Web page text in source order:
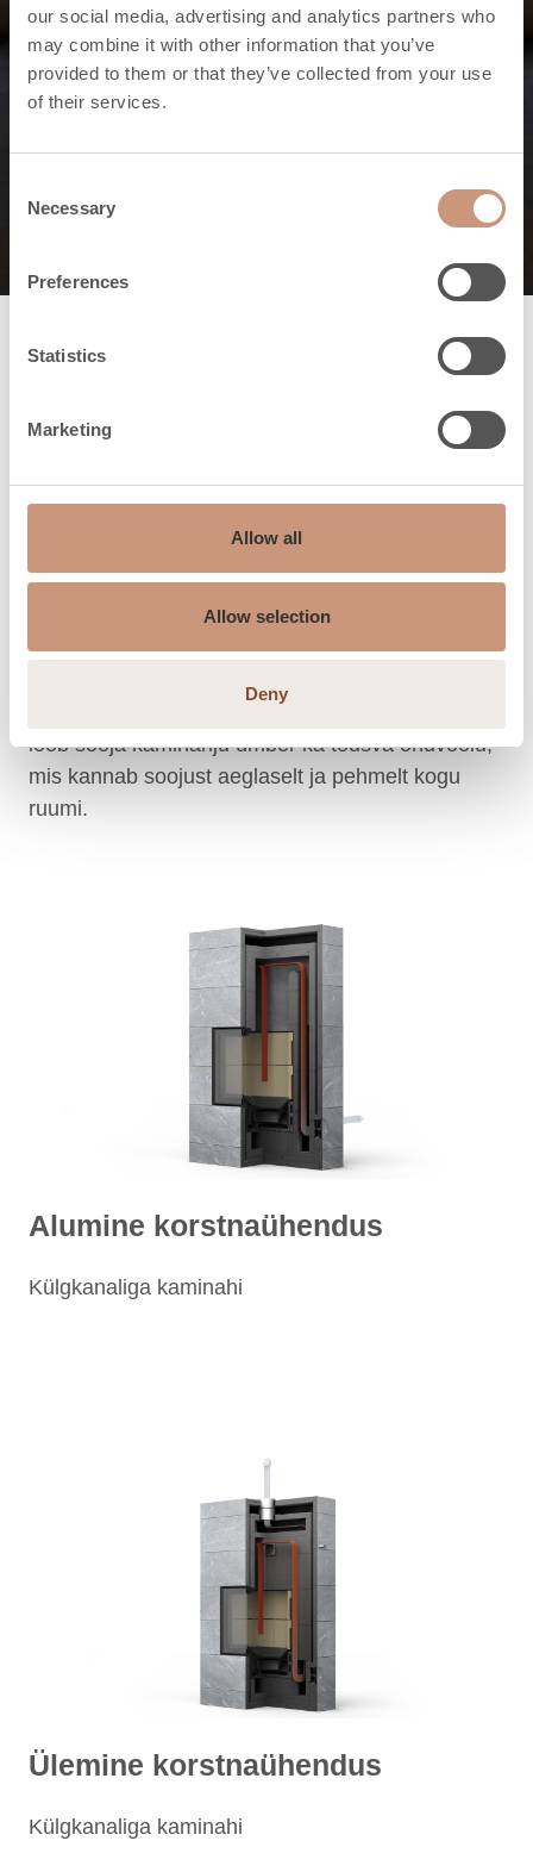
our social media, advertising and analytics partners who
may combine it with other information that you’ve
provided to them or that they’ve collected from your use
of their services.
Selection
Necessary
Preferences
Statistics
Marketing
Allow all
Allow selection
Deny
Karelia kollektsiooni omadused
süda
Kaminahju
tööpõhimõte
Kolle on kaminahju süda, mis mõjutab kogu
põhimõttel, mis taaskasutab kuumade
suitsugaaside soojusenergiat. Kuumad
suitsugaasid tõusevad koldest ülemisse
põlemiskambrisse ja laskuvad külgkanalites, kus
loob sooja kaminahju ümber ka tõusva õhuvoolu,
mis kannab soojust aeglaselt ja pehmelt kogu
ruumi.
Alumine korstnaühendus
Külgkanaliga kaminahi
Ülemine korstnaühendus
Külgkanaliga kaminahi